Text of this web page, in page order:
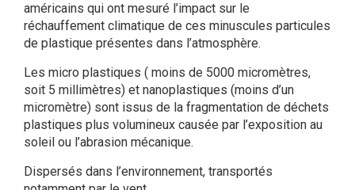
américains qui ont mesuré l’impact sur le
réchauffement climatique de ces minuscules particules
de plastique présentes dans l’atmosphère.
Les micro plastiques ( moins de 5000 micromètres,
soit 5 millimètres) et nanoplastiques (moins d’un
micromètre) sont issus de la fragmentation de déchets
plastiques plus volumineux causée par l’exposition au
soleil ou l’abrasion mécanique.
Dispersés dans l’environnement, transportés